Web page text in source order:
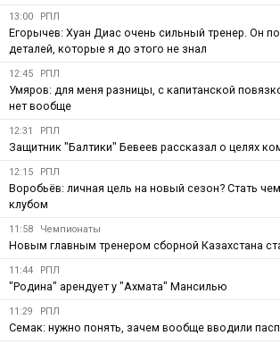
13:00 РПЛ
Егорычев: Хуан Диас очень сильный тренер. Он
деталей, которые я до этого не знал
12:45 РПЛ
Умяров: для меня разницы, с капитанской
нет вообще
12:31 РПЛ
Защитник "Балтики" Бевеев рассказал о целях
12:15 РПЛ
Воробьёв: личная цель на новый сезон? Стать
клубом
11:58 Чемпионаты
Новым главным тренером сборной Казахстана
11:44 РПЛ
"Родина" арендует у "Ахмата" Мансилью
11:29 РПЛ
Семак: нужно понять, зачем вообще вводили